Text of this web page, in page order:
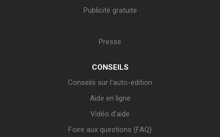
Publicité gratuite
Presse
CONSEILS
Conseils sur l’auto-édition
Aide en ligne
Vidéo d’aide
Foire aux questions (FAQ)